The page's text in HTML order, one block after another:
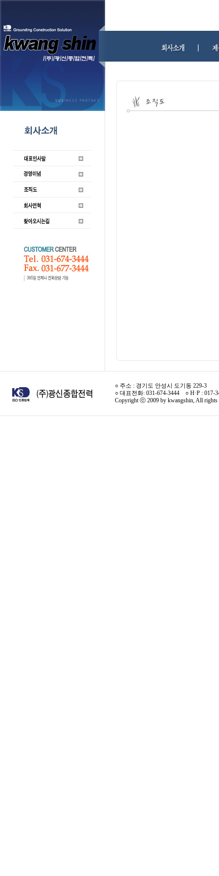
○ 주소 : 경기도 안성시 도기동 229-3
○ 대표전화: 031-674-3444 ○ H·P :
Copyright ⓒ 2009 by kwangshin, All rights